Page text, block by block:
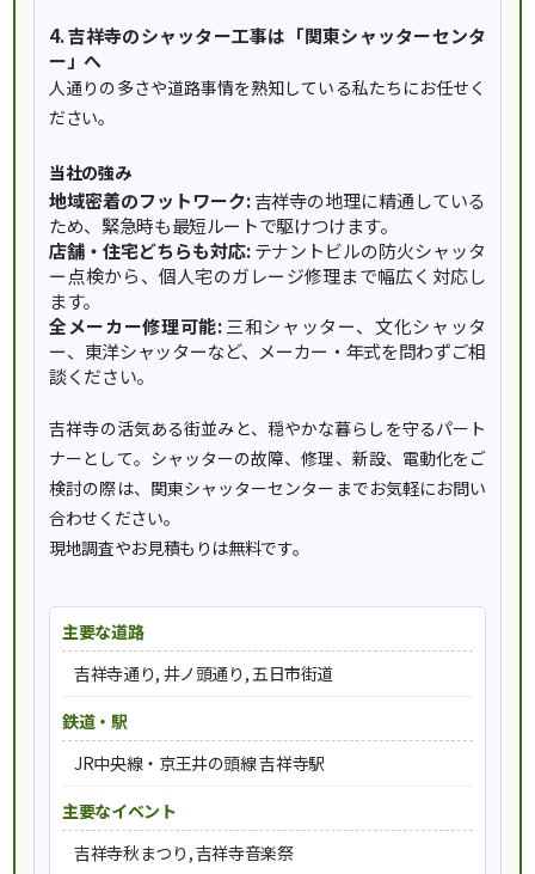
4. 吉祥寺のシャッター工事は「関東シャッターセンタ
ー」へ
人通りの多さや道路事情を熟知している私たちにお任せく
ださい。
当社の強み
地域密着のフットワーク:吉祥寺の地理に精通している
ため、緊急時も最短ルートで駆けつけます。
店舗・住宅どちらも対応:テナントビルの防火シャッタ
ー点検から、個人宅のガレージ修理まで幅広く対応し
ます。
全メーカー修理可能:三和シャッター、文化シャッタ
ー、東洋シャッターなど、メーカー・年式を問わずご相
談ください。
吉祥寺の活気ある街並みと、穏やかな暮らしを守るパート
ナーとして。シャッターの故障、修理、新設、電動化をご
検討の際は、関東シャッターセンターまでお気軽にお問い
合わせください。
現地調査やお見積もりは無料です。
主要な道路
吉祥寺通り, 井ノ頭通り, 五日市街道
鉄道・駅
JR中央線・京王井の頭線 吉祥寺駅
主要なイベント
吉祥寺秋まつり, 吉祥寺音楽祭